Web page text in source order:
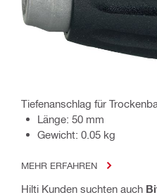
Tiefenanschlag für
Länge: 50 mm
Gewicht: 0.05 kg
MEHR ERFAHREN
Hilti Kunden suchten auch